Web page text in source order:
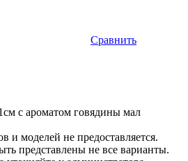
Сравнить
с ароматом говядины мал
и моделей не предоставляется.
представлены не все варианты.